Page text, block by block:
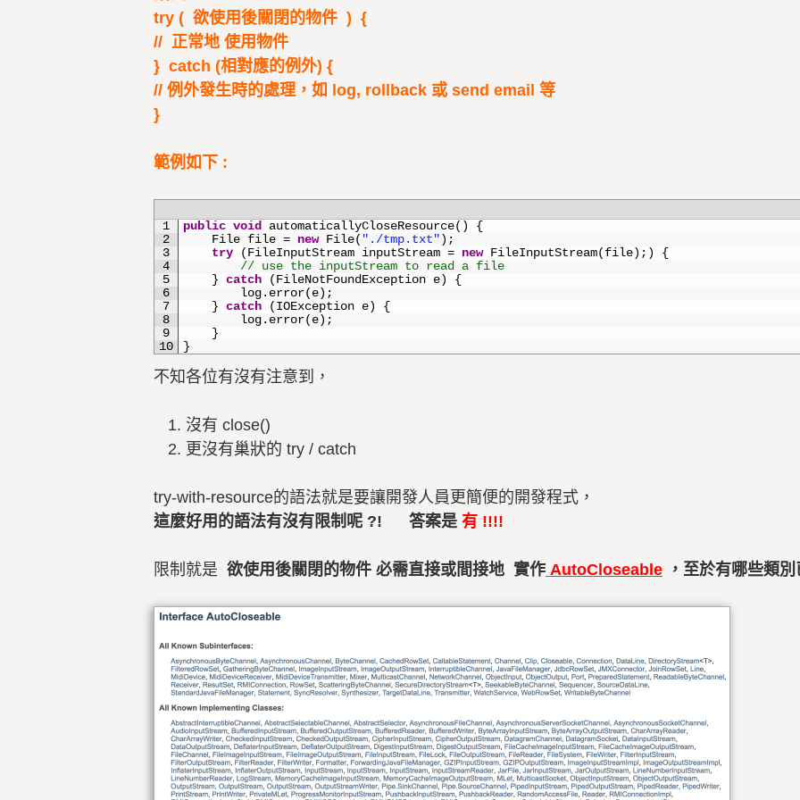
try ( 欲使用後關閉的物件 ) {
// 正常地 使用物件
} catch (相對應的例外) {
// 例外發生時的處理，如 log, rollback 或 send email 等
}
範例如下 :
1
2
3
4
5
6
7
8
9
10
public void automaticallyCloseResource( )
{
File file = new File( "./tmp.txt") ;
try
(FileInputStream inputStream = new FileInputStream(file) ; )
{
// use the inputStream to read a file
} catch (FileNotFoundException e)
{
log. error(e) ;
} catch (IOException e)
{
log. error(e) ;
}
}
不知各位有沒有注意到，
沒有 close()
更沒有巢狀的 try / catch
try-with-resource的語法就是要讓開發人員更簡便的開發程式，
這麼好用的語法有沒有限制呢 ?! 答案是 有 !!!!
限制就是 欲使用後關閉的物件 必需直接或間接地 實作 AutoCloseable ，至於有哪些類